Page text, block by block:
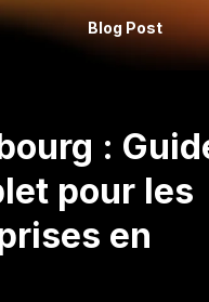
Blog Post
:
pour les
en